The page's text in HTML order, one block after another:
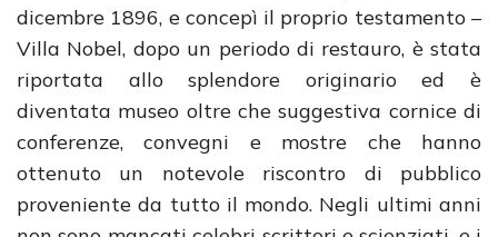
dicembre 1896, e concepì il proprio testamento –
Villa Nobel, dopo un periodo di restauro, è stata
riportata allo splendore originario ed è
diventata museo oltre che suggestiva cornice di
conferenze, convegni e mostre che hanno
ottenuto un notevole riscontro di pubblico
proveniente da tutto il mondo. Negli ultimi anni